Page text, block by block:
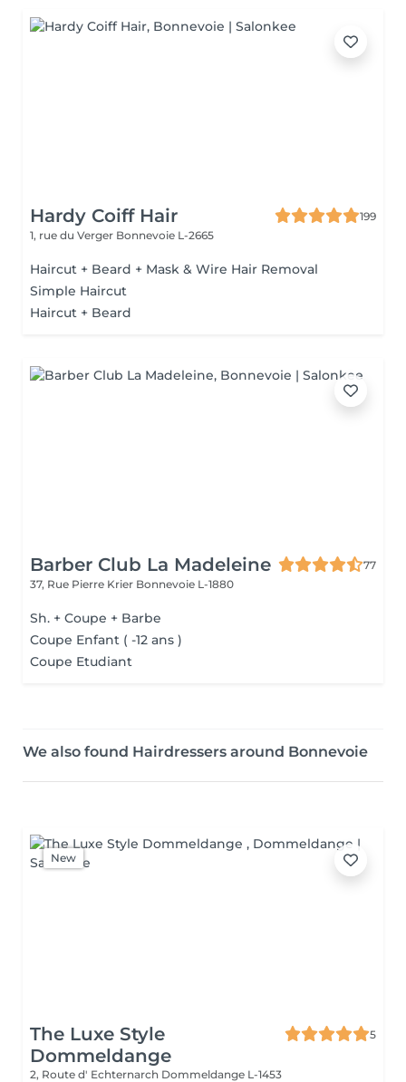
Hardy Coiff Hair
199
1, rue du Verger Bonnevoie L-2665
Haircut + Beard + Mask & Wire Hair Removal
Simple Haircut
Haircut + Beard
Barber Club La Madeleine
77
37, Rue Pierre Krier Bonnevoie L-1880
Sh. + Coupe + Barbe
Coupe Enfant ( -12 ans )
Coupe Etudiant
We also found Hairdressers around Bonnevoie
New
The Luxe Style
Dommeldange
5
2, Route d' Echternarch Dommeldange L-1453